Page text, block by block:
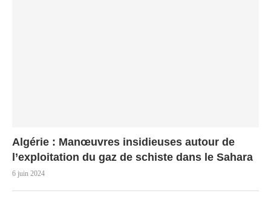
Algérie : Manœuvres insidieuses autour de
l’exploitation du gaz de schiste dans le Sahara
6 juin 2024